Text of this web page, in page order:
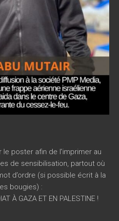
poster afin de l’imprimer au
de sensibilisation, partout où
d’ordre (si possible écrit à la
bougies) :
À GAZA ET EN PALESTINE !